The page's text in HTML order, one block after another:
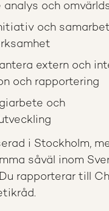
analys och
och
extern och
och rapportering
och
i Stockholm,
såväl inom
rapporterar till